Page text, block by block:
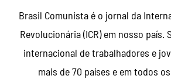
Brasil Comunista é o jornal da
Revolucionária (ICR) em nosso país.
internacional de trabalhadores e
mais de 70 países e em todos